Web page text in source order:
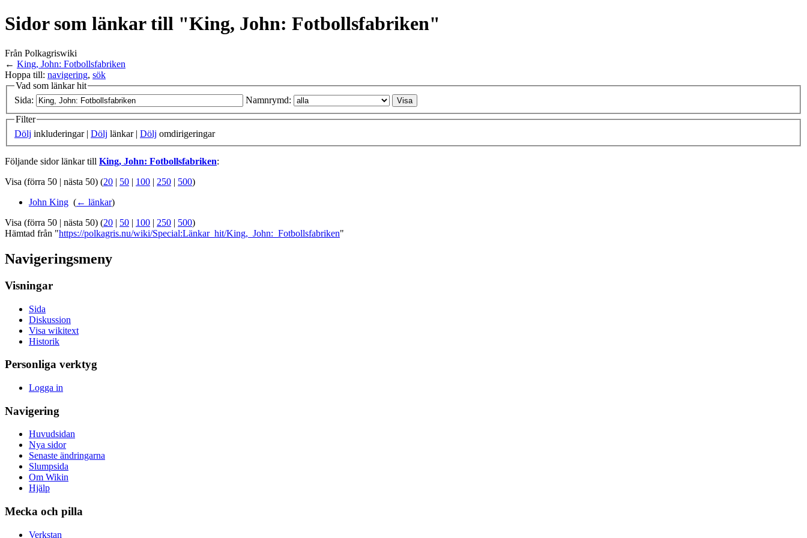
Sidor som länkar till "King, John: Fotbollsfabriken"
Från Polkagriswiki
← King, John: Fotbollsfabriken
Hoppa till: navigering, sök
Vad som länkar hit
Sida:
Namnrymd:
Filter
Dölj inkluderingar | Dölj länkar | Dölj omdirigeringar
Följande sidor länkar till King, John: Fotbollsfabriken:
Visa (förra 50 | nästa 50) (20 | 50 | 100 | 250 | 500)
John King (← länkar)
Visa (förra 50 | nästa 50) (20 | 50 | 100 | 250 | 500)
Hämtad från "https://polkagris.nu/wiki/Special:Länkar_hit/King,_John:_Fotbollsfabriken"
Navigeringsmeny
Visningar
Sida
Diskussion
Visa wikitext
Historik
Personliga verktyg
Logga in
Navigering
Huvudsidan
Nya sidor
Senaste ändringarna
Slumpsida
Om Wikin
Hjälp
Mecka och pilla
Verkstan